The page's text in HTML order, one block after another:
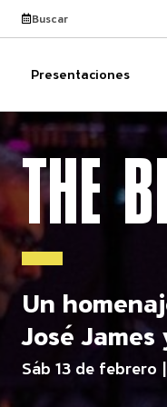
Ver calendario
Busca el sitio
Presentaciones
THE
Un
José
Sáb 13 de febrero